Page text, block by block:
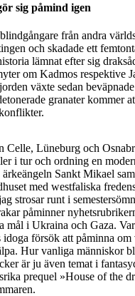
sig påmind igen
från andra
och skadade ett
lämnat efter sig
om Kadmos respektive
växte sedan
granater kommer
Celle, Lüneburg och
i tur och ordning en
Sankt Mikael
med westfaliska
strosar runt i
påminner
mål i Ukraina och Gaza.
försök att påminna om
Hur vanliga människor
är ju även temat i
prequel »House of the